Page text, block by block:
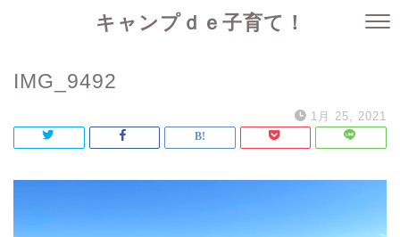
キャンプｄｅ子育て！
IMG_9492
1月 25, 2021